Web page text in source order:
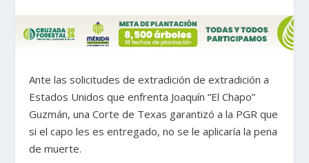
Ante las solicitudes de extradición de extradición a
Estados Unidos que enfrenta Joaquín “El Chapo”
Guzmán, una Corte de Texas garantizó a la PGR que
si el capo les es entregado, no se le aplicaría la pena
de muerte.